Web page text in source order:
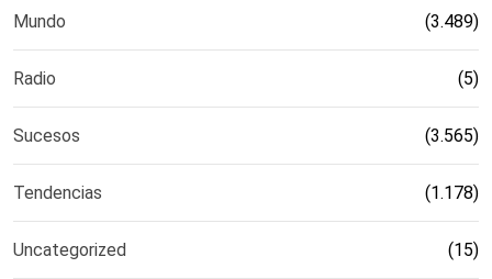
Mundo (3.489)
Radio (5)
Sucesos (3.565)
Tendencias (1.178)
Uncategorized (15)